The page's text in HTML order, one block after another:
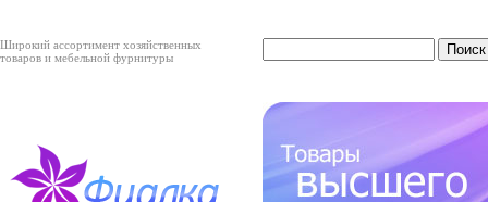
Широкий ассортимент хозяйственных
товаров и мебельной фурнитуры